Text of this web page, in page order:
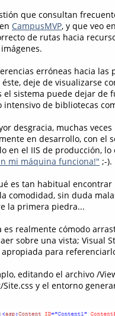
que consultan
CampusMVP, y que veo
de rutas hacia
erróneas hacia
deje de visualizarse
el sistema puede dejar
intensivo de bibliotecas
desgracia, muchas
en desarrollo, con el
en el IIS de producción,
mi máquina funciona!" ;-).
es tan habitual
comodidad, sin duda
la primera piedra...
es realmente cómodo
sobre una vista; Visual
para
editando el archivo /
Site.css y el entorno